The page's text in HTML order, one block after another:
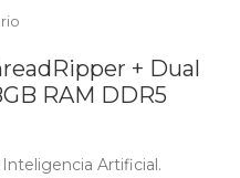
+ Dual
RAM DDR5
Artificial.